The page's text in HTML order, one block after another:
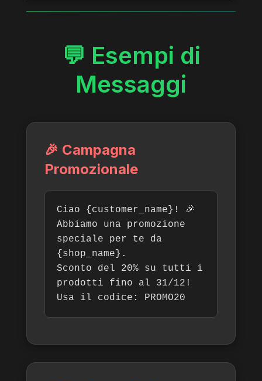
💬 Esempi di
Messaggi
🎉 Campagna
Promozionale
Ciao {customer_name}! 🎉
Abbiamo una promozione
speciale per te da
{shop_name}.
Sconto del 20% su tutti i
prodotti fino al 31/12!
Usa il codice: PROMO20